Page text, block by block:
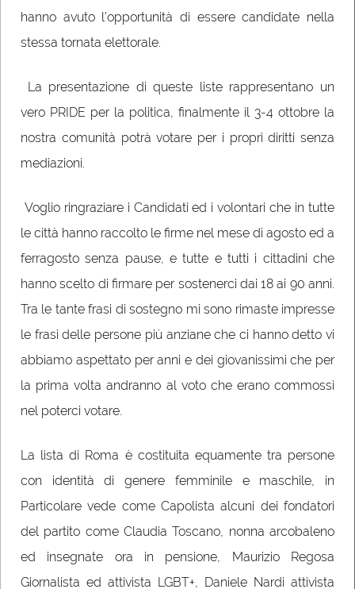
hanno avuto l'opportunità di essere candidate nella
stessa tornata elettorale.
La presentazione di queste liste rappresentano un
vero PRIDE per la politica, finalmente il 3-4 ottobre la
nostra comunità potrà votare per i propri diritti senza
mediazioni.
Voglio ringraziare i Candidati ed i volontari che in tutte
le città hanno raccolto le firme nel mese di agosto ed a
ferragosto senza pause, e tutte e tutti i cittadini che
hanno scelto di firmare per sostenerci dai 18 ai 90 anni.
Tra le tante frasi di sostegno mi sono rimaste impresse
le frasi delle persone più anziane che ci hanno detto vi
abbiamo aspettato per anni e dei giovanissimi che per
la prima volta andranno al voto che erano commossi
nel poterci votare.
La lista di Roma è costituita equamente tra persone
con identità di genere femminile e maschile, in
Particolare vede come Capolista alcuni dei fondatori
del partito come Claudia Toscano, nonna arcobaleno
ed insegnate ora in pensione, Maurizio Regosa
Giornalista ed attivista LGBT+, Daniele Nardi attivista